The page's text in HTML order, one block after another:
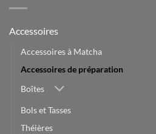
Accessoires
Accessoires à Matcha
Accessoires de préparation
Boîtes
Bols et Tasses
Théières